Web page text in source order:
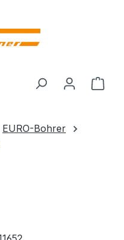
EURO-Bohrer